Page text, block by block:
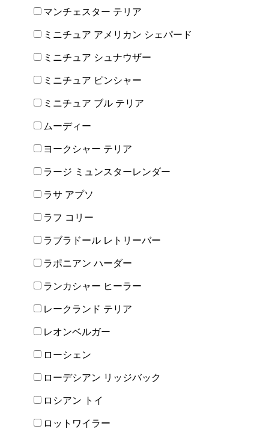
マンチェスター テリア
ミニチュア アメリカン シェパード
ミニチュア シュナウザー
ミニチュア ピンシャー
ミニチュア ブル テリア
ムーディー
ヨークシャー テリア
ラージ ミュンスターレンダー
ラサ アプソ
ラフ コリー
ラブラドール レトリーバー
ラポニアン ハーダー
ランカシャー ヒーラー
レークランド テリア
レオンベルガー
ローシェン
ローデシアン リッジバック
ロシアン トイ
ロットワイラー